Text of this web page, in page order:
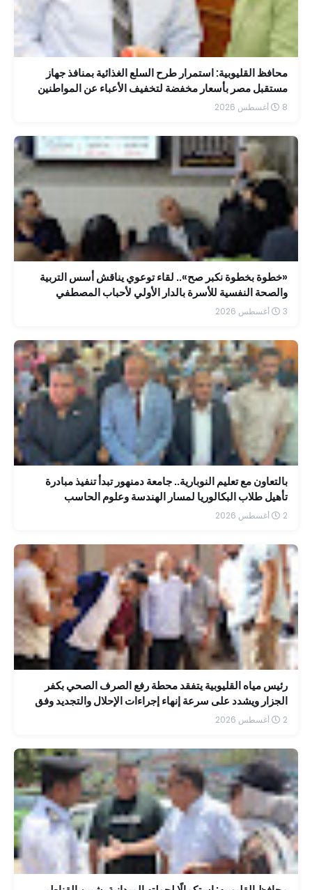
محافظ القليوبية: استمرار طرح السلع الغذائية بمنافذ جهاز
مستقبل مصر بأسعار مخفضة لتخفيف الأعباء عن المواطنين
8 أغسطس 2026
«خطوة بخطوة نكبر صح».. لقاء توعوي يناقش أسس التربية
والصحة النفسية للأسرة بالدار الأولي لأحباب المصطفي
3 أغسطس 2026
بالتعاون مع تعليم النوبارية.. جامعة دمنهور تبدأ تنفيذ مبادرة
تأهيل طلاب البكالوريا لمسار الهندسة وعلوم الحاسب
2 أغسطس 2026
رئيس مياه القليوبية يتفقد محطة رفع الصرف الصحي بكفر
الجزار ويشدد على سرعة إنهاء إجراءات الإحلال والتجديد وفق
جدول زمني محدد
2 أغسطس 2026